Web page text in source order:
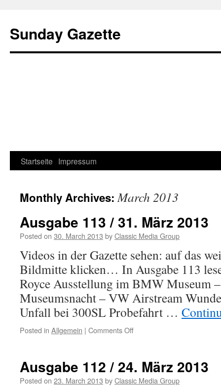
Sunday Gazette
Skip
content
Startseite Impressum
Monthly Archives:March 2013
Ausgabe 113 / 31. März 2013
Posted on 30. March 2013 byClassic Media Group
Videos in der Gazette sehen: auf das
Bildmitte klicken… In Ausgabe 113
Royce Ausstellung im BMW Museum
Museumsnacht – VW Airstream
Unfall bei 300SL Probefahrt …
Posted in Allgemein | Comments Off
31.
März
Ausgabe 112 / 24. März 2013
Posted on 23. March 2013 byClassic Media Group